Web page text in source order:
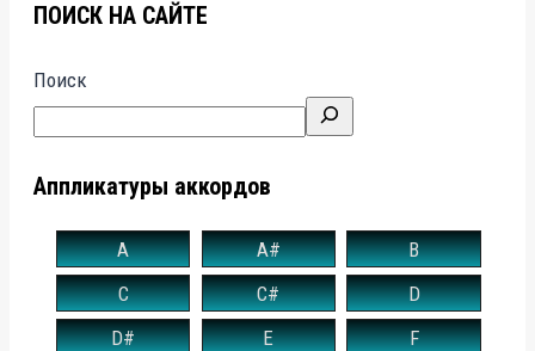
ПОИСК НА САЙТЕ
Поиск
Аппликатуры аккордов
A A#
B
C
C#
D
D#
E
F